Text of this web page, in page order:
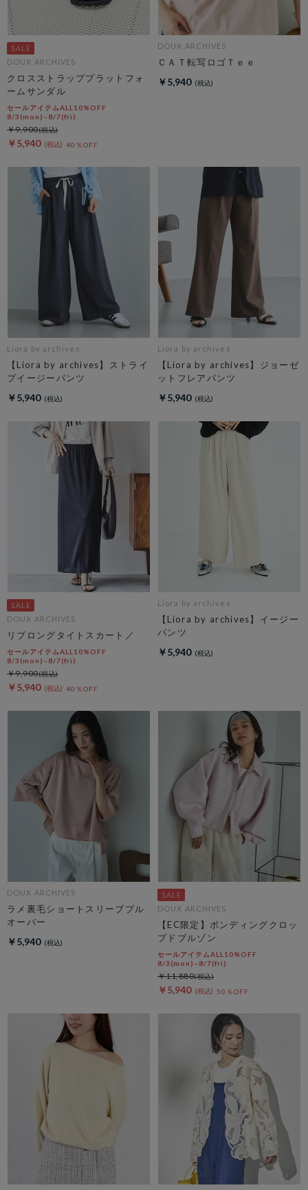
DOUX ARCHIVES
クロスストラッププラットフォ
ームサンダル
セールアイテムALL10%OFF
8/3(mon)~8/7(fri)
￥5,940 40％OFF
￥9,900
DOUX ARCHIVES
ＣＡＴ転写ロゴＴｅｅ
￥5,940
Liora by archives
【Liora by archives】ストライ
プイージーパンツ
￥5,940
Liora by archives
【Liora by archives】ジョーゼ
ットフレアパンツ
￥5,940
DOUX ARCHIVES
リブロングタイトスカート／
セールアイテムALL10%OFF
8/3(mon)~8/7(fri)
￥5,940 40％OFF
￥9,900
Liora by archives
【Liora by archives】イージー
パンツ
￥5,940
DOUX ARCHIVES
ラメ裏毛ショートスリーブプル
オーバー
￥5,940
DOUX ARCHIVES
【EC限定】ボンディングクロッ
プドブルゾン
セールアイテムALL10%OFF
8/3(mon)~8/7(fri)
￥5,940 50％OFF
￥11,880